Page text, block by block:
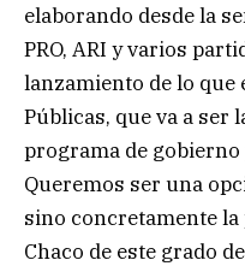
elaborando desde la
PRO, ARI y varios
lanzamiento de lo que
Públicas, que va a ser
programa de
Queremos ser una
sino concretamente
Chaco de este grado